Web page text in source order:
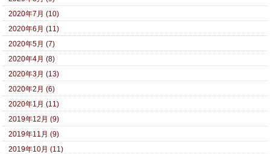
2020年7月 (10)
2020年6月 (11)
2020年5月 (7)
2020年4月 (8)
2020年3月 (13)
2020年2月 (6)
2020年1月 (11)
2019年12月 (9)
2019年11月 (9)
2019年10月 (11)